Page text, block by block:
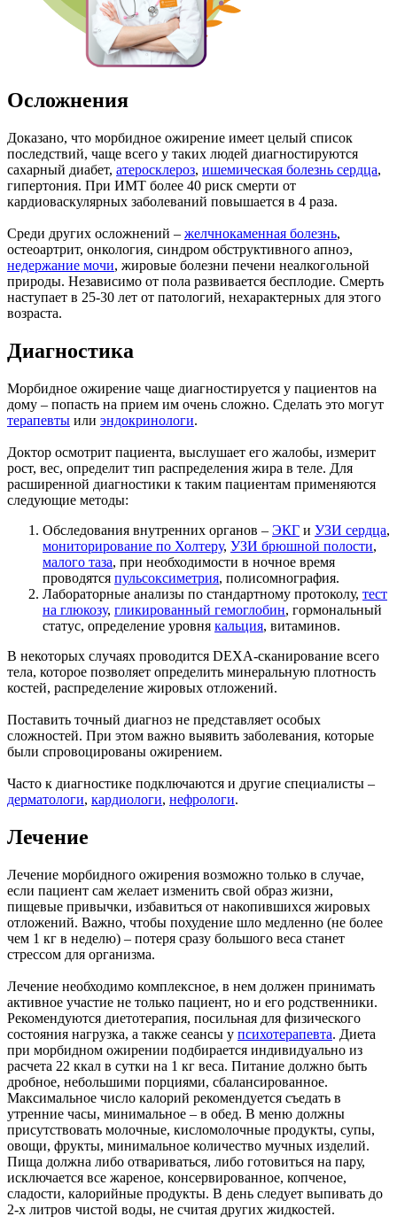
Осложнения
Доказано, что морбидное ожирение имеет целый список
последствий, чаще всего у таких людей диагностируются
сахарный диабет, атеросклероз, ишемическая болезнь сердца,
гипертония. При ИМТ более 40 риск смерти от
кардиоваскулярных заболеваний повышается в 4 раза.
Среди других осложнений – желчнокаменная болезнь,
остеоартрит, онкология, синдром обструктивного апноэ,
недержание мочи, жировые болезни печени неалкогольной
природы. Независимо от пола развивается бесплодие. Смерть
наступает в 25-30 лет от патологий, нехарактерных для этого
возраста.
Диагностика
Морбидное ожирение чаще диагностируется у пациентов на
дому – попасть на прием им очень сложно. Сделать это могут
терапевты или эндокринологи.
Доктор осмотрит пациента, выслушает его жалобы, измерит
рост, вес, определит тип распределения жира в теле. Для
расширенной диагностики к таким пациентам применяются
следующие методы:
Обследования внутренних органов – ЭКГ и УЗИ сердца,
мониторирование по Холтеру, УЗИ брюшной полости,
малого таза, при необходимости в ночное время
проводятся пульсоксиметрия, полисомнография.
Лабораторные анализы по стандартному протоколу, тест
на глюкозу, гликированный гемоглобин, гормональный
статус, определение уровня кальция, витаминов.
В некоторых случаях проводится DEXA-сканирование всего
тела, которое позволяет определить минеральную плотность
костей, распределение жировых отложений.
Поставить точный диагноз не представляет особых
сложностей. При этом важно выявить заболевания, которые
были спровоцированы ожирением.
Часто к диагностике подключаются и другие специалисты –
дерматологи, кардиологи, нефрологи.
Лечение
Лечение морбидного ожирения возможно только в случае,
если пациент сам желает изменить свой образ жизни,
пищевые привычки, избавиться от накопившихся жировых
отложений. Важно, чтобы похудение шло медленно (не более
чем 1 кг в неделю) – потеря сразу большого веса станет
стрессом для организма.
Лечение необходимо комплексное, в нем должен принимать
активное участие не только пациент, но и его родственники.
Рекомендуются диетотерапия, посильная для физического
состояния нагрузка, а также сеансы у психотерапевта. Диета
при морбидном ожирении подбирается индивидуально из
расчета 22 ккал в сутки на 1 кг веса. Питание должно быть
дробное, небольшими порциями, сбалансированное.
Максимальное число калорий рекомендуется съедать в
утренние часы, минимальное – в обед. В меню должны
присутствовать молочные, кисломолочные продукты, супы,
овощи, фрукты, минимальное количество мучных изделий.
Пища должна либо отвариваться, либо готовиться на пару,
исключается все жареное, консервированное, копченое,
сладости, калорийные продукты. В день следует выпивать до
2-х литров чистой воды, не считая других жидкостей.